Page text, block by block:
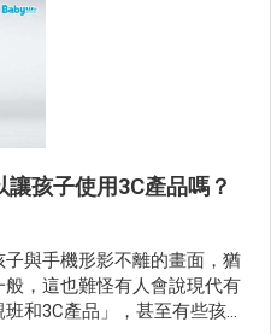
孩子使用3C產品嗎？
與手機形影不離的畫面，猶
，這也難怪有人會說現代有
和3C產品」，甚至有些孩子